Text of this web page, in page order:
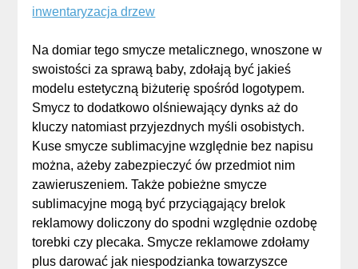
inwentaryzacja drzew
Na domiar tego smycze metalicznego, wnoszone w
swoistości za sprawą baby, zdołają być jakieś
modelu estetyczną biżuterię spośród logotypem.
Smycz to dodatkowo olśniewający dynks aż do
kluczy natomiast przyjezdnych myśli osobistych.
Kuse smycze sublimacyjne względnie bez napisu
można, ażeby zabezpieczyć ów przedmiot nim
zawieruszeniem. Także pobieżne smycze
sublimacyjne mogą być przyciągający brelok
reklamowy doliczony do spodni względnie ozdobę
torebki czy plecaka. Smycze reklamowe zdołamy
plus darować jak niespodzianka towarzyszce